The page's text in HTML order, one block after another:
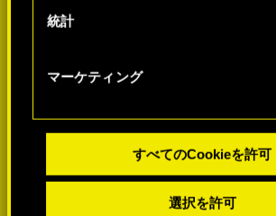
統計
マーケティング
すべてのCookieを許可
選択を許可